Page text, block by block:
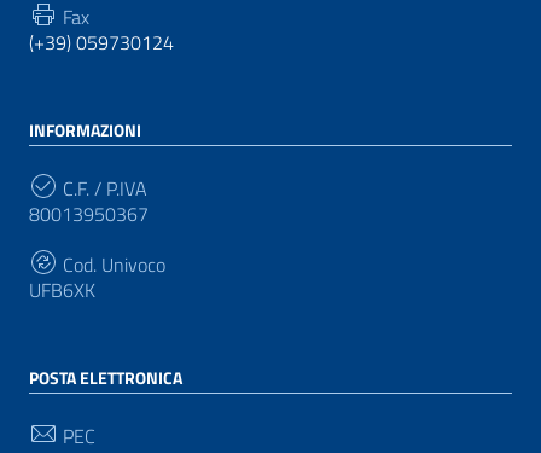
Fax
(+39) 059730124
INFORMAZIONI
C.F. / P.IVA
80013950367
Cod. Univoco
UFB6XK
POSTA ELETTRONICA
PEC